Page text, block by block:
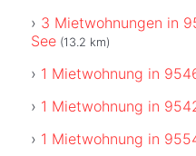
3 Mietwohnungen in
See (13.2 km)
1 Mietwohnung in
1 Mietwohnung in
1 Mietwohnung in